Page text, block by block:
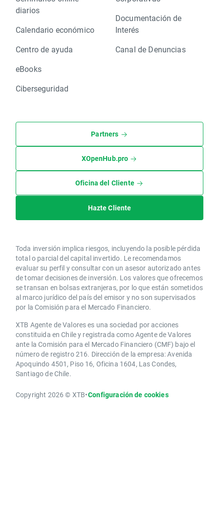
diarios
Calendario económico
Centro de ayuda
eBooks
Ciberseguridad
Documentación de
Interés
Canal de Denuncias
Partners
XOpenHub.pro
Oficina del Cliente
Hazte Cliente
Toda inversión implica riesgos, incluyendo la posible pérdida
total o parcial del capital invertido. Le recomendamos
evaluar su perfil y consultar con un asesor autorizado antes
de tomar decisiones de inversión. Los valores que ofrecemos
se transan en bolsas extranjeras, por lo que están sometidos
al marco jurídico del país del emisor y no son supervisados
por la Comisión para el Mercado Financiero.
XTB Agente de Valores es una sociedad por acciones
constituida en Chile y registrada como Agente de Valores
ante la Comisión para el Mercado Financiero (CMF) bajo el
número de registro 216. Dirección de la empresa: Avenida
Apoquindo 4501, Piso 16, Oficina 1604, Las Condes,
Santiago de Chile.
Copyright 2026 © XTB•Configuración de cookies